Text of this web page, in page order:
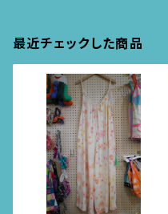
最近チェックした商品